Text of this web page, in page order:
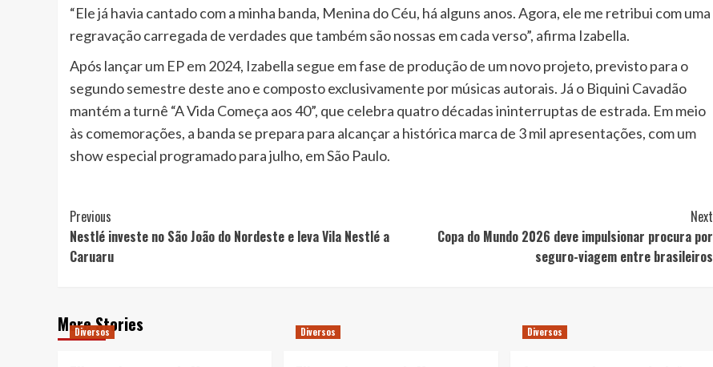
“Ele já havia cantado com a minha banda, Menina do Céu, há alguns anos. Agora, ele me retribui com uma
regravação carregada de verdades que também são nossas em cada verso”, afirma Izabella.
Após lançar um EP em 2024, Izabella segue em fase de produção de um novo projeto, previsto para o
segundo semestre deste ano e composto exclusivamente por músicas autorais. Já o Biquini Cavadão
mantém a turnê “A Vida Começa aos 40”, que celebra quatro décadas ininterruptas de estrada. Em meio
às comemorações, a banda se prepara para alcançar a histórica marca de 3 mil apresentações, com um
show especial programado para julho, em São Paulo.
Post
Navigation
Previous
Nestlé investe no São João do Nordeste e leva Vila Nestlé a
Caruaru
Next
Copa do Mundo 2026 deve impulsionar procura por
seguro-viagem entre brasileiros
More Stories
Diversos Diversos Diversos